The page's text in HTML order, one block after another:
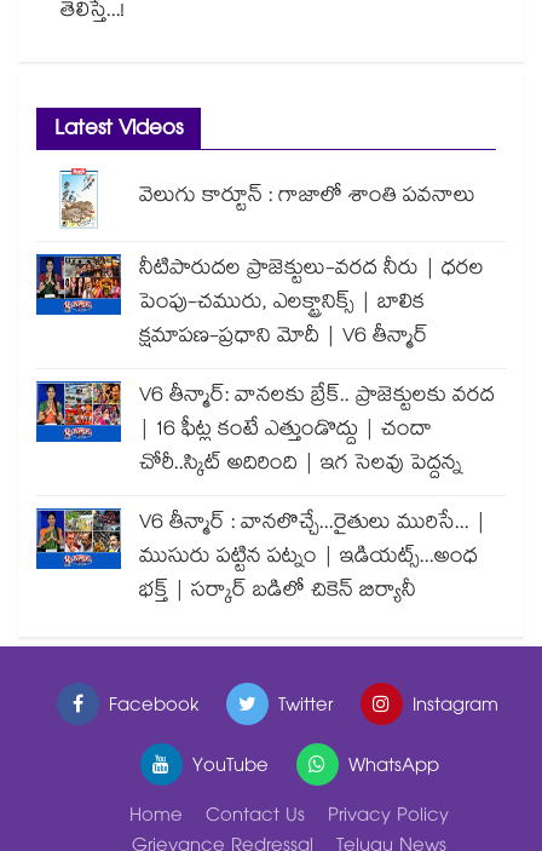
తెలిస్తే...!
Latest Videos
వెలుగు కార్టూన్ : గాజాలో శాంతి పవనాలు
నీటిపారుదల ప్రాజెక్టులు-వరద నీరు | ధరల
పెంపు-చమురు, ఎలక్ట్రానిక్స్ | బాలిక
క్షమాపణ-ప్రధాని మోదీ | V6 తీన్మార్
V6 తీన్మార్: వానలకు బ్రేక్.. ప్రాజెక్టులకు వరద
| 16 ఫీట్ల కంటే ఎత్తుండొద్దు | చందా
చోరీ..స్కిట్ అదిరింది | ఇగ సెలవు పెద్దన్న
V6 తీన్మార్ : వానలొచ్చే...రైతులు మురిసే... |
ముసురు పట్టిన పట్నం | ఇడియట్స్...అంధ
భక్త్ | సర్కార్ బడిలో చికెన్ బిర్యానీ
Facebook Twitter
Instagram
YouTube
WhatsApp
Home
Contact Us
Privacy Policy